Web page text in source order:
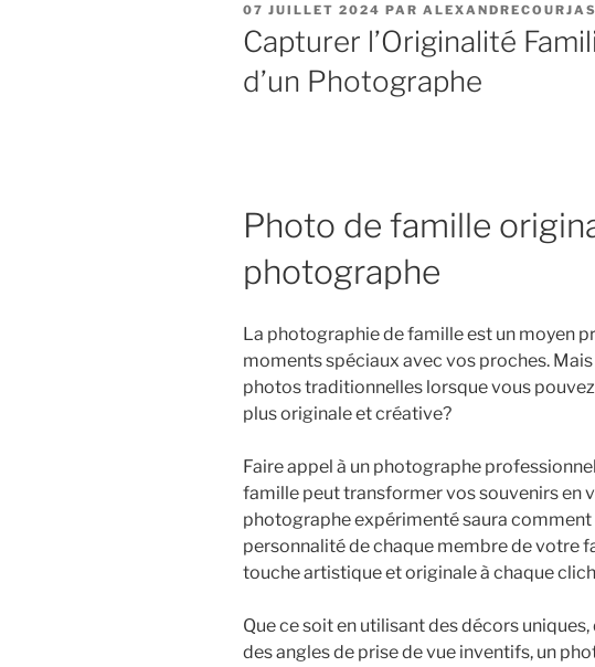
PUBLIÉ
LE
07 JUILLET 2024 PAR ALEXANDRECOURJAS
Capturer l’Originalité
d’un Photographe
Photo de famille
photographe
La photographie de famille est un moyen
moments spéciaux avec vos proches.
photos traditionnelles lorsque vous
plus originale et créative?
Faire appel à un photographe
famille peut transformer vos souvenirs en
photographe expérimenté saura comment
personnalité de chaque membre de votre
touche artistique et originale à chaque
Que ce soit en utilisant des décors
des angles de prise de vue inventifs, un